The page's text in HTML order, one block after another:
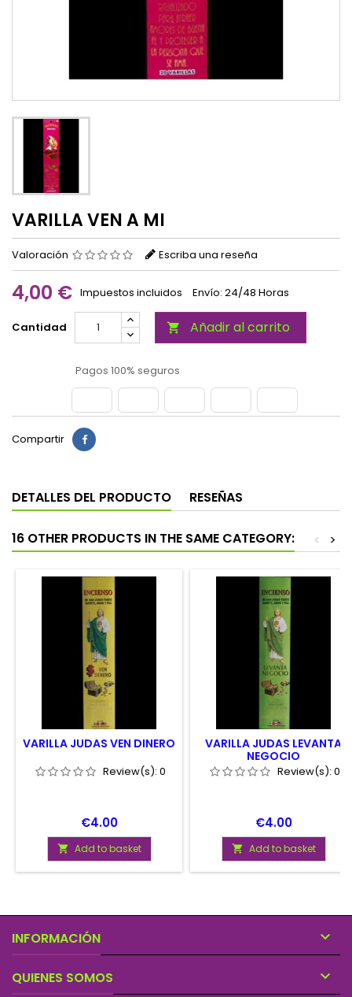
VARILLA VEN A MI
Valoración Escriba una reseña
4,00 € Impuestos incluidos Envío: 24/48 Horas
Cantidad  Añadir al carrito
Pagos 100% seguros
Compartir
DETALLES DEL PRODUCTO RESEÑAS
16 OTHER PRODUCTS IN THE SAME CATEGORY: >
<
VARILLA JUDAS VEN DINERO
Review(s): 0
Price
€4.00
 Add to basket
VARILLA JUDAS LEVANTA
NEGOCIO
Review(s): 0
Price
€4.00
 Add to basket
INFORMACIÓN 
QUIENES SOMOS 